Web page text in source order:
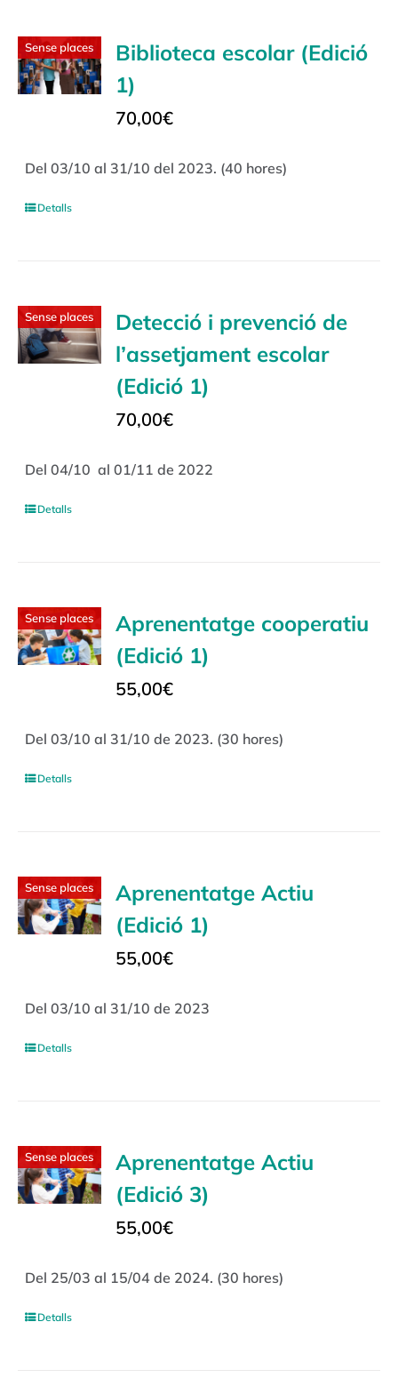
Sense places
Biblioteca escolar (Edició
1)
70,00€
Del 03/10 al 31/10 del 2023. (40 hores)
Detalls
Sense places
Detecció i prevenció de
l’assetjament escolar
(Edició 1)
70,00€
Del 04/10 al 01/11 de 2022
Detalls
Sense places
Aprenentatge cooperatiu
(Edició 1)
55,00€
Del 03/10 al 31/10 de 2023. (30 hores)
Detalls
Sense places
Aprenentatge Actiu
(Edició 1)
55,00€
Del 03/10 al 31/10 de 2023
Detalls
Sense places
Aprenentatge Actiu
(Edició 3)
55,00€
Del 25/03 al 15/04 de 2024. (30 hores)
Detalls